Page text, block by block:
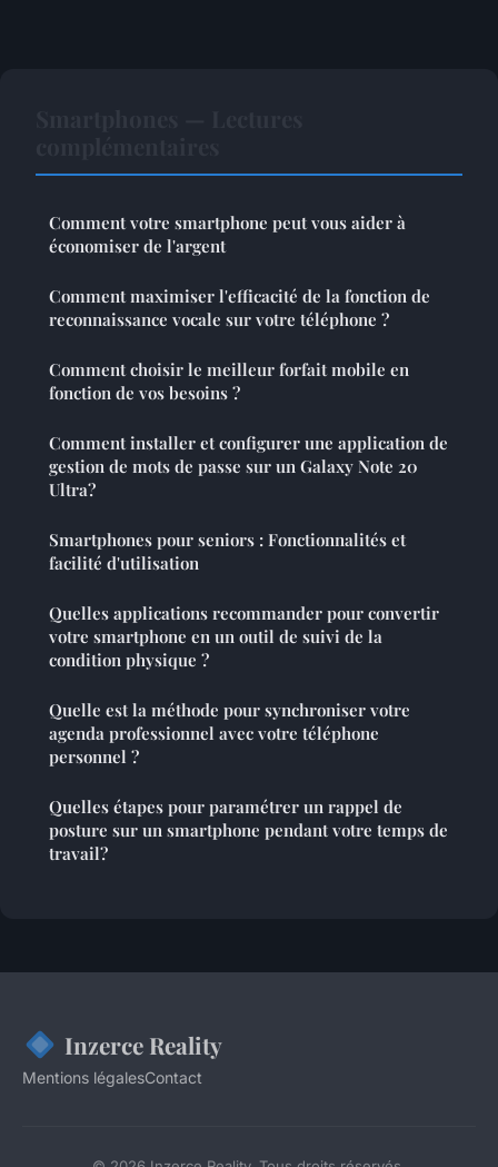
Comment votre smartphone peut vous aider à
économiser de l'argent
Comment maximiser l'efficacité de la fonction de
reconnaissance vocale sur votre téléphone ?
Comment choisir le meilleur forfait mobile en
fonction de vos besoins ?
Comment installer et configurer une application de
gestion de mots de passe sur un Galaxy Note 20
Ultra?
Smartphones pour seniors : Fonctionnalités et
facilité d'utilisation
Quelles applications recommander pour convertir
votre smartphone en un outil de suivi de la
condition physique ?
Quelle est la méthode pour synchroniser votre
agenda professionnel avec votre téléphone
personnel ?
Quelles étapes pour paramétrer un rappel de
posture sur un smartphone pendant votre temps de
travail?
Inzerce Reality
Mentions légalesContact